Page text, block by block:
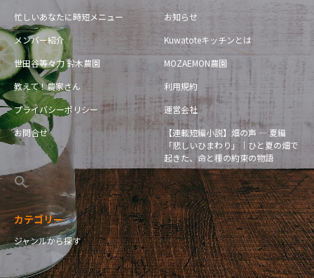
忙しいあなたに時短メニュー
お知らせ
メンバー紹介
Kuwatoteキッチンとは
世田谷等々力 鈴木農園
MOZAEMON農園
教えて！農家さん
利用規約
プライバシーポリシー
運営会社
お問合せ
【連載短編小説】畑の声 — 夏編
「悲しいひまわり」｜ひと夏の畑で
起きた、命と種の約束の物語
カテゴリー
ジャンルから探す